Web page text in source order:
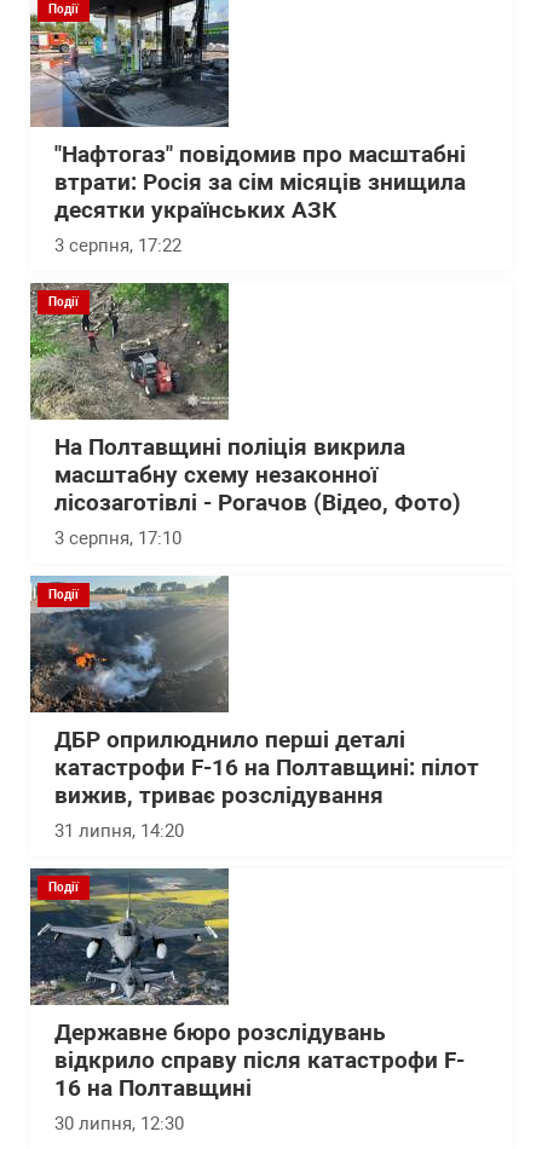
Події
"Нафтогаз" повідомив про масштабні
втрати: Росія за сім місяців знищила
десятки українських АЗК
3 серпня, 17:22
Події
На Полтавщині поліція викрила
масштабну схему незаконної
лісозаготівлі - Рогачов (Відео, Фото)
3 серпня, 17:10
Події
ДБР оприлюднило перші деталі
катастрофи F-16 на Полтавщині: пілот
вижив, триває розслідування
31 липня, 14:20
Події
Державне бюро розслідувань
відкрило справу після катастрофи F-
16 на Полтавщині
30 липня, 12:30